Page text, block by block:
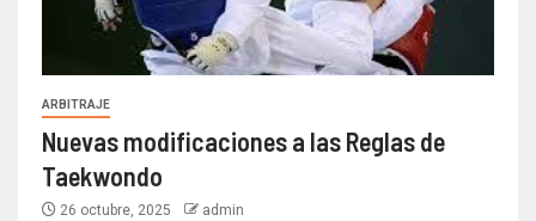
ARBITRAJE
Nuevas modificaciones a las Reglas de
Taekwondo
26 octubre, 2025 admin